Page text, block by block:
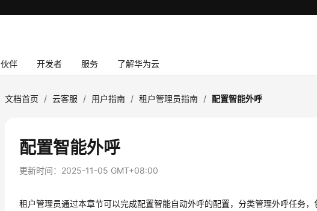
伙伴 开发者 服务 了解华为云
文档首页 / 云客服 / 用户指南 / 租户管理员指南 / 配置智能外呼
配置智能外呼
更新时间： 2025-11-05 GMT+08:00
租户管理员通过本章节可以完成配置智能自动外呼的配置，分类管理外呼任务，